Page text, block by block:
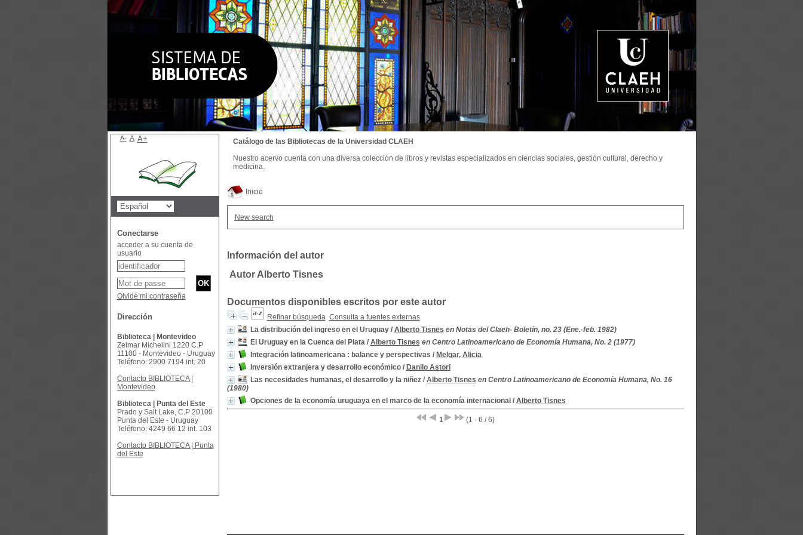
Inicio
New search
Información del autor
Autor Alberto Tisnes
Documentos disponibles escritos por este autor
Refinar búsqueda Consulta a fuentes externas
La distribución del ingreso en el Uruguay/ Alberto Tisnes en Notas del Claeh- Boletín, no. 23 (Ene.-feb. 1982)
El Uruguay en la Cuenca del Plata/ Alberto Tisnes en Centro Latinoamericano de Economía Humana, No. 2 (1977)
Integración latinoamericana : balance y perspectivas / Melgar, Alicia
Inversión extranjera y desarrollo económico/ Danilo Astori
Las necesidades humanas, el desarrollo y la niñez/ Alberto Tisnes en Centro Latinoamericano de Economía Humana, No. 16
(1980)
Opciones de la economía uruguaya en el marco de la economía internacional / Alberto Tisnes
1 (1 - 6 / 6)
Catálogo de las Bibliotecas de la Universidad CLAEH
Nuestro acervo cuenta con una diversa colección de libros y revistas especializados en ciencias sociales, gestión cultural, derecho y
medicina.
A- A A+
Conectarse
acceder a su cuenta de
usuario
Olvidé mi contraseña
Dirección
Biblioteca | Montevideo
Zelmar Michelini 1220 C.P
11100 - Montevideo - Uruguay
Teléfono: 2900 7194 int. 20
Contacto BIBLIOTECA |
Montevideo
Biblioteca | Punta del Este
Prado y Salt Lake, C.P 20100
Punta del Este - Uruguay
Teléfono: 4249 66 12 int. 103
Contacto BIBLIOTECA | Punta
del Este